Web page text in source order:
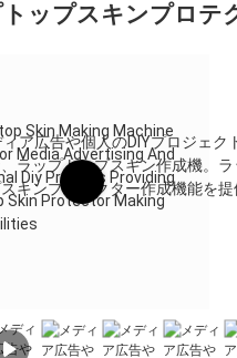
ップスキンプロテ